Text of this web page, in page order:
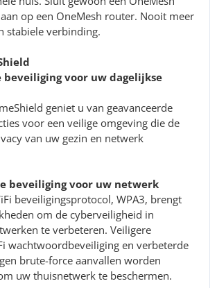
op een OneMesh router. Nooit meer
stabiele verbinding.
beveiliging voor uw dagelijkse
geniet u van geavanceerde
voor een veilige omgeving die de
van uw gezin en netwerk
beveiliging voor uw netwerk
beveiligingsprotocol, WPA3, brengt
om de cyberveiligheid in
te verbeteren. Veiligere
wachtwoordbeveiliging en verbeterde
brute-force aanvallen worden
uw thuisnetwerk te beschermen.